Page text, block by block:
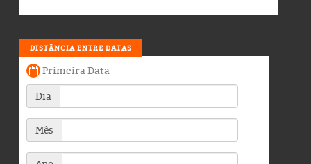
DISTÂNCIA ENTRE DATAS